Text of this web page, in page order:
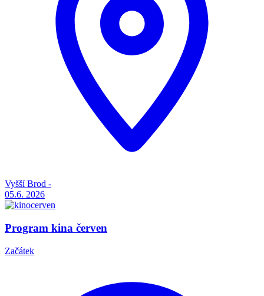
Vyšší Brod -
05.6. 2026
Program kina červen
Začátek